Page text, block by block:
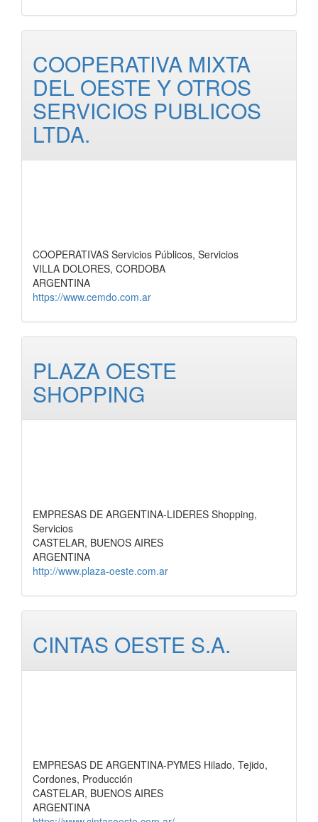
COOPERATIVA MIXTA
DEL OESTE Y OTROS
SERVICIOS PUBLICOS
LTDA.
COOPERATIVAS Servicios Públicos, Servicios
VILLA DOLORES, CORDOBA
ARGENTINA
https://www.cemdo.com.ar
PLAZA OESTE
SHOPPING
EMPRESAS DE ARGENTINA-LIDERES Shopping,
Servicios
CASTELAR, BUENOS AIRES
ARGENTINA
http://www.plaza-oeste.com.ar
CINTAS OESTE S.A.
EMPRESAS DE ARGENTINA-PYMES Hilado, Tejido,
Cordones, Producción
CASTELAR, BUENOS AIRES
ARGENTINA